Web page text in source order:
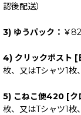
認後配送）
3) ゆうパック： ￥
4) クリックポスト [
枚、又はTシャツ1
5) こねこ便420 [ク
枚、又はTシャツ1